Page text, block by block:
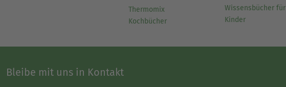
Thermomix
Kochbücher
Wissensbücher für
Kinder
Bleibe mit uns in Kontakt